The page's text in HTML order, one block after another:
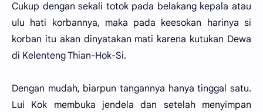
Cukup dengan sekali totok pada belakang kepala atau
ulu hati korbannya, maka pada keesokan harinya si
korban itu akan dinyatakan mati karena kutukan Dewa
di Kelenteng Thian-Hok-Si.
Dengan mudah, biarpun tangannya hanya tinggal satu.
Lui Kok membuka jendela dan setelah menyimpan